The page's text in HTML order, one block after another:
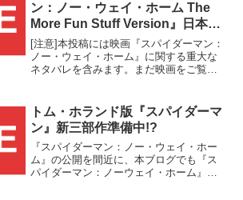
ン：ノー・ウェイ・ホーム The
More Fun Stuff Version』日本公
開決定！！
[注意]本投稿には映画『スパイダーマン：
ノー・ウェイ・ホーム』に関する重大な
ネタバレを含みます。まだ映画をご覧に
トム・ホランド版『スパイダーマ
ン』新三部作準備中!?
『スパイダーマン：ノー・ウェイ・ホー
ム』の公開を間近に、本ブログでも『ス
パイダーマン：ノーウェイ・ホーム』予